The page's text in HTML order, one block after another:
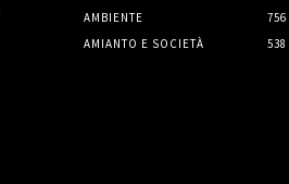
AMBIENTE
756
AMIANTO E SOCIETÀ
538